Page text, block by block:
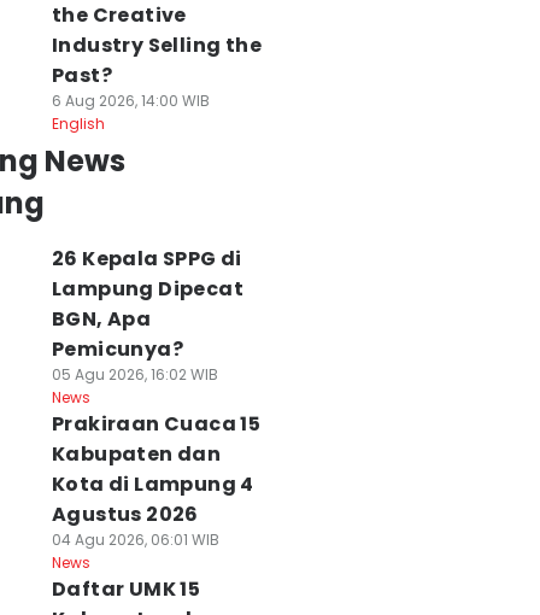
the Creative
Industry Selling the
Past?
6 Aug 2026, 14:00 WIB
English
News
26 Kepala SPPG di
Lampung Dipecat
BGN, Apa
Pemicunya?
05 Agu 2026, 16:02 WIB
News
Prakiraan Cuaca 15
Kabupaten dan
Kota di Lampung 4
Agustus 2026
04 Agu 2026, 06:01 WIB
News
Daftar UMK 15